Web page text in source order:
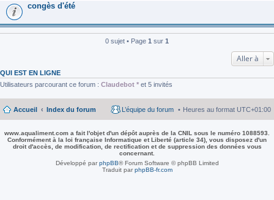
congès d'été
0 sujet • Page 1 sur 1
Aller à
QUI EST EN LIGNE
Utilisateurs parcourant ce forum : Claudebot * et 5 invités
Accueil Index du forum Heures au format UTC+01:00
L’équipe du forum
www.aqualiment.com a fait l'objet d'un dépôt auprès de la CNIL sous le numéro 1088593.
Conformément à la loi française Informatique et Liberté (article 34), vous disposez d'un
droit d'accès, de modification, de rectification et de suppression des données vous
concernant.
Développé parphpBB® Forum Software © phpBB Limited
Traduit parphpBB-fr.com